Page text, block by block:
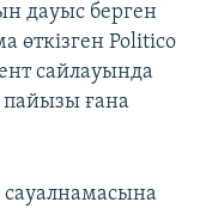
дауыс берген
өткізген Politico
сайлауында
пайызы ғана